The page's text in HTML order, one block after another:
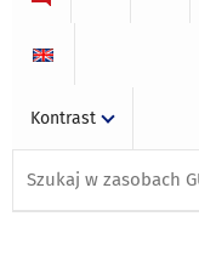
Kontrast